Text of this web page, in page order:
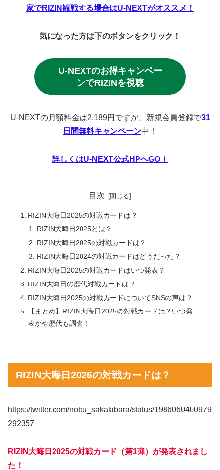
家でRIZIN観戦する場合はU-NEXTがオススメ！
気になった方は下のボタンをクリック！
U-NEXTのお得キャンペー
ンでRIZINを視聴
U-NEXTの月額料金は2,189円ですが、新規会員登録で31
日間無料キャンペーン中！
詳しくはU-NEXT公式HPへGO！
目次
RIZIN大晦日2025の対戦カードは？
RIZIN大晦日2025とは？
RIZIN大晦日2025の対戦カードは？
RIZIN大晦日2024の対戦カードはどうだった？
RIZIN大晦日2025の対戦カードはいつ発表？
RIZIN大晦日の歴代対戦カードは？
RIZIN大晦日2025の対戦カードについてSNSの声は？
【まとめ】RIZIN大晦日2025の対戦カードは？いつ発
表かや歴代も調査！
RIZIN大晦日2025の対戦カードは？
https://twitter.com/nobu_sakakibara/status/1986060400979
292357
RIZIN大晦日2025の対戦カード（第1弾）が発表されまし
た！